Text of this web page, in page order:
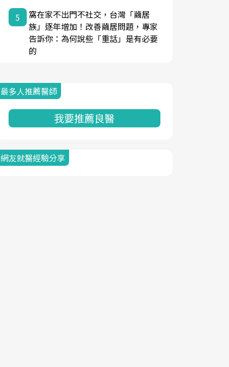
5
窩在家不出門不社交，台灣「繭居
族」逐年增加！改善繭居問題，專家
告訴你：為何說些「重話」是有必要
的
最多人推薦醫師
我要推薦良醫
網友就醫經驗分享